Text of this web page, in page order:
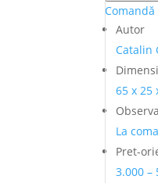
Geana
(n.
1969)
din
bronz
"Sclav
dupa
Autor
Catalin
65 x 25
La
Pret-
3.000 –